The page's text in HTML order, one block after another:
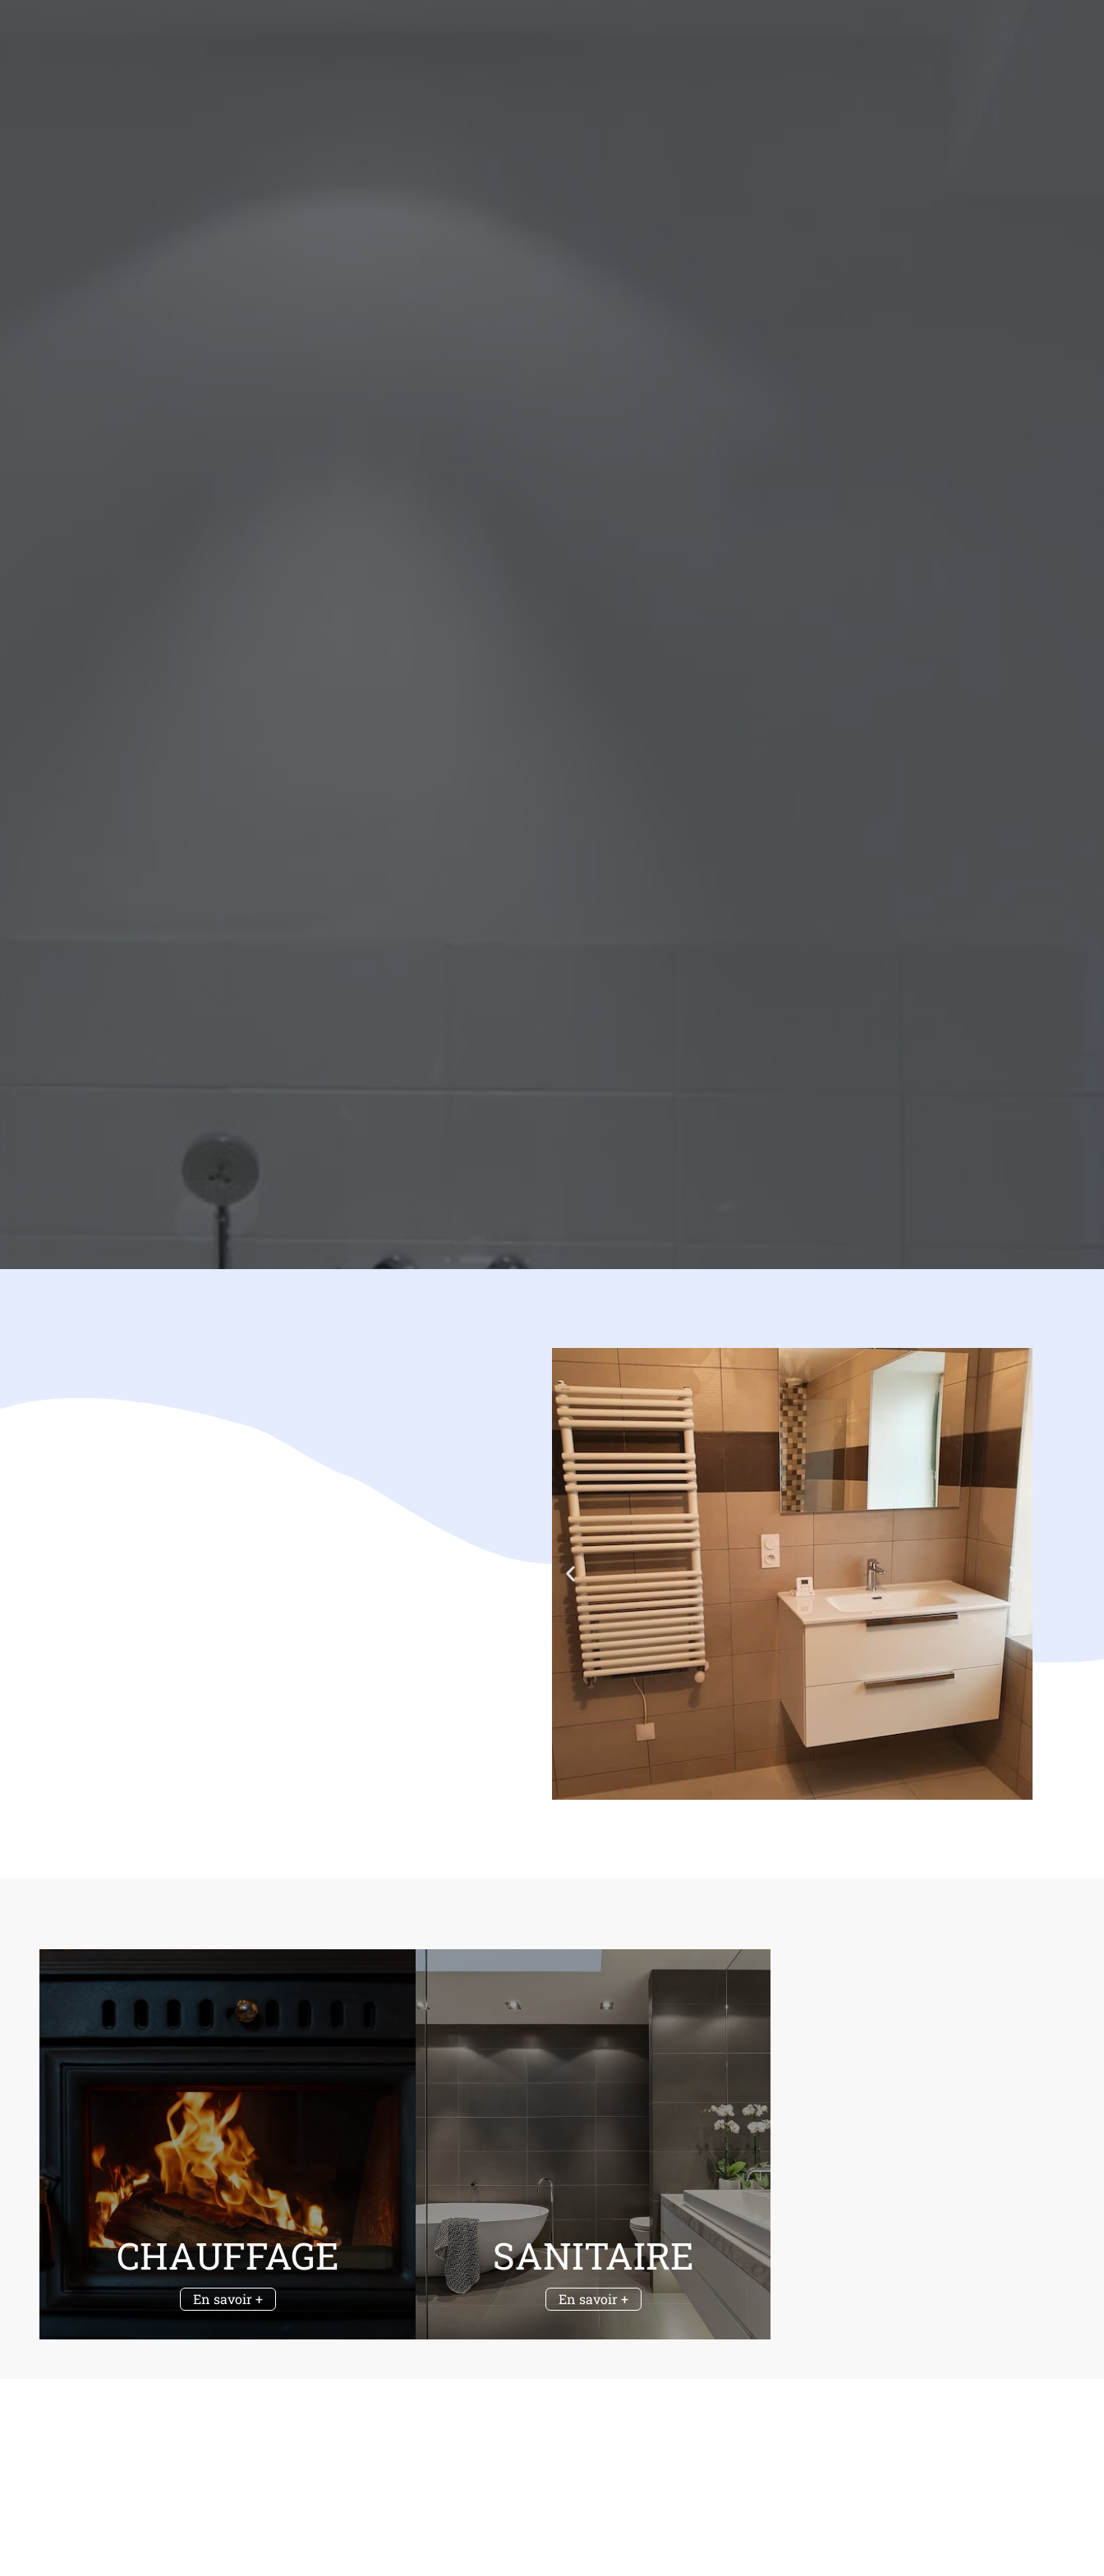
CHAUFFAGE
En savoir +
SANITAIRE
En savoir +